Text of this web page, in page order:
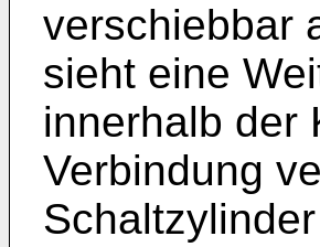
verschiebbar
sieht eine
innerhalb der
Verbindung